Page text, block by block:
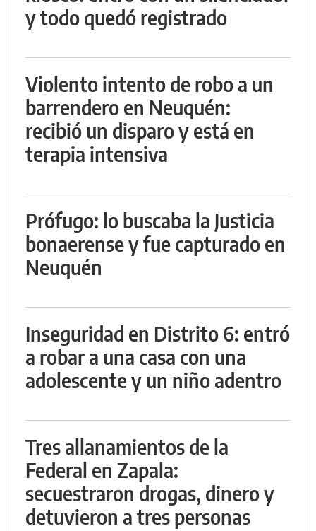
y todo quedó registrado
Violento intento de robo a un
barrendero en Neuquén:
recibió un disparo y está en
terapia intensiva
Prófugo: lo buscaba la Justicia
bonaerense y fue capturado en
Neuquén
Inseguridad en Distrito 6: entró
a robar a una casa con una
adolescente y un niño adentro
Tres allanamientos de la
Federal en Zapala:
secuestraron drogas, dinero y
detuvieron a tres personas